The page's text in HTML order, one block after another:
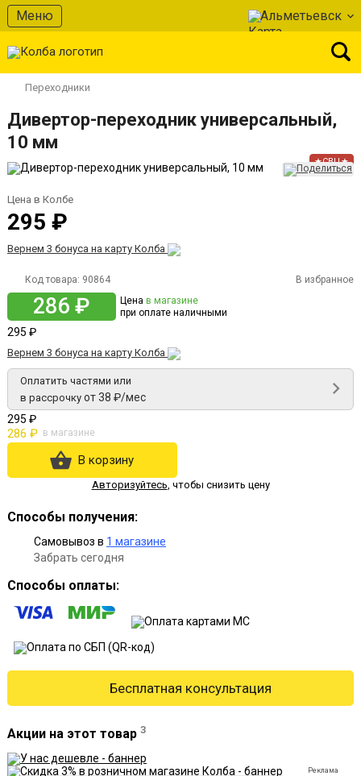
Меню Альметьевск
Переходники
Дивертор-переходник универсальный,
10 мм
★СВЦ★
Цена в Колбе
295 ₽
Вернем 3 бонуса на карту Колба
Код товара: 90864 В избранное
286 ₽ Цена в магазине
при оплате наличными
295 ₽
Вернем 3 бонуса на карту Колба
Оплатить частями или
в рассрочку от 38 ₽/мес
295 ₽
286 ₽ в магазине
В корзину
Авторизуйтесь, чтобы снизить цену
Способы получения:
Самовывоз в 1 магазине
Забрать сегодня
Способы оплаты:
Бесплатная консультация
Акции на этот товар 3
Реклама